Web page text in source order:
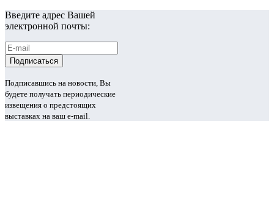
Введите адрес Вашей
электронной почты:
Подписавшись на новости, Вы
будете получать периодические
извещения о предстоящих
выставках на ваш e-mail.